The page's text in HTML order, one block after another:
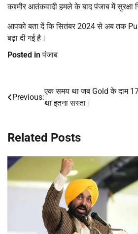
कश्मीर आतंकवादी हमले के बाद पंजाब में सुरक्षा
आपको बता दें कि सितंबर 2024 से अब तक
बढ़ा दी गई है।
Posted inपंजाब
Post
navigation
Previous:
एक समय था जब Gold के दाम
था इतना सस्ता।
Related Posts